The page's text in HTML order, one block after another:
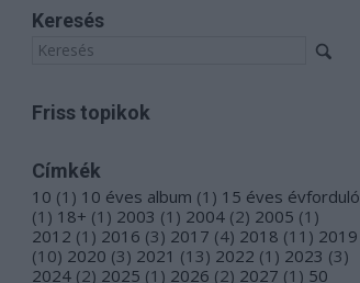
Keresés
Friss topikok
Címkék
10 (1 ) 10 éves album (1 ) 15 éves évforduló
(1 ) 18+ (1 ) 2003 (1 ) 2004 (2) 2005 (1 )
2012 (1 ) 2016 (3) 2017 (4) 2018 (11 ) 2019
(10) 2020 (3) 2021 (13) 2022 (1 ) 2023 (3)
2024 (2) 2025 (1 ) 2026 (2) 2027 (1 ) 50